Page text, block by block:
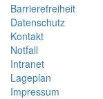
Barrierefreiheit
Datenschutz
Kontakt
Notfall
Intranet
Lageplan
Impressum